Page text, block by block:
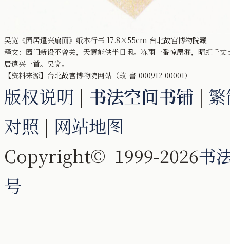
吴宽《园居遣兴扇面》纸本行书 17.8×55cm 台北故宫博物院藏
释文：园门新设不曾关，天意能供半日闲。冻雨一番惊屋漏，晴虹千
居遣兴一首。吴宽。
【资料来源】台北故宫博物院网站（故-書-000912-00001）
版权说明 | 书法空间书铺 |
对照 | 网站地图
Copyright© 1999-2026书
号